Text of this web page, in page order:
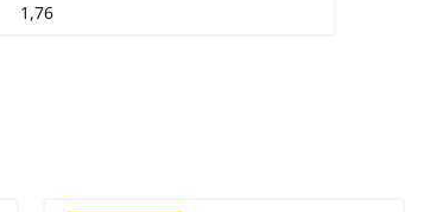
1,76